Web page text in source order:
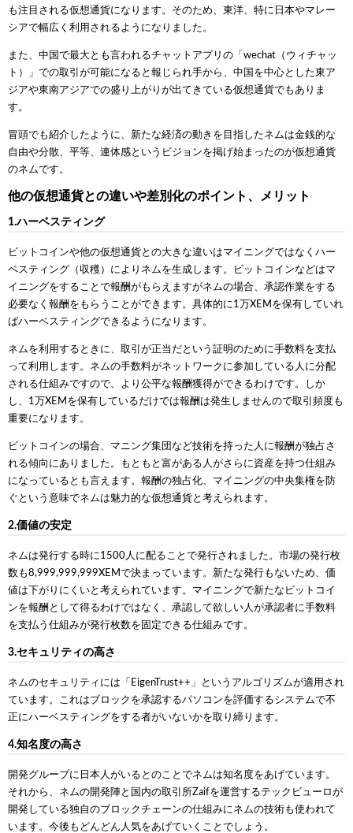
も注目される仮想通貨になります。そのため、東洋、特に日本やマレー
シアで幅広く利用されるようになりました。
また、中国で最大とも言われるチャットアプリの「wechat（ウィチャッ
ト）」での取引が可能になると報じられ手から、中国を中心とした東ア
ジアや東南アジアでの盛り上がりが出てきている仮想通貨でもありま
す。
冒頭でも紹介したように、新たな経済の動きを目指したネムは金銭的な
自由や分散、平等、連体感というビジョンを掲げ始まったのが仮想通貨
のネムです。
他の仮想通貨との違いや差別化のポイント、メリット
1.ハーベスティング
ビットコインや他の仮想通貨との大きな違いはマイニングではなくハー
ベスティング（収穫）によりネムを生成します。ビットコインなどはマ
イニングをすることで報酬がもらえますがネムの場合、承認作業をする
必要なく報酬をもらうことができます。具体的に1万XEMを保有していれ
ばハーベスティングできるようになります。
ネムを利用するときに、取引が正当だという証明のために手数料を支払
って利用します。ネムの手数料がネットワークに参加している人に分配
される仕組みですので、より公平な報酬獲得ができるわけです。しか
し、1万XEMを保有しているだけでは報酬は発生しませんので取引頻度も
重要になります。
ビットコインの場合、マニング集団など技術を持った人に報酬が独占さ
れる傾向にありました。もともと富がある人がさらに資産を持つ仕組み
になっているとも言えます。報酬の独占化、マイニングの中央集権を防
ぐという意味でネムは魅力的な仮想通貨と考えられます。
2.価値の安定
ネムは発行する時に1500人に配ることで発行されました。市場の発行枚
数も8,999,999,999XEMで決まっています。新たな発行もないため、価
値は下がりにくいと考えられています。マイニングで新たなビットコイ
ンを報酬として得るわけではなく、承認して欲しい人が承認者に手数料
を支払う仕組みが発行枚数を固定できる仕組みです。
3.セキュリティの高さ
ネムのセキュリティには「EigenTrust++」というアルゴリズムが適用され
ています。これはブロックを承認するパソコンを評価するシステムで不
正にハーベスティングをする者がいないかを取り締ります。
4.知名度の高さ
開発グループに日本人がいるとのことでネムは知名度をあげています。
それから、ネムの開発陣と国内の取引所Zaifを運営するテックビューロが
開発している独自のブロックチェーンの仕組みにネムの技術も使われて
います。今後もどんどん人気をあげていくことでしょう。